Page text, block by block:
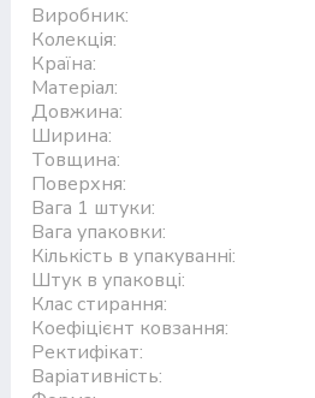
Виробник:
Колекція:
Країна:
Матеріал:
Довжина:
Ширина:
Товщина:
Поверхня:
Вага 1 штуки:
Вага упаковки:
Кількість в упакуванні:
Штук в упаковці:
Клас стирання:
Коефіцієнт ковзання:
Ректифікат:
Варіативність: